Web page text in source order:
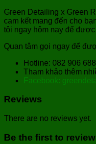
Green Detailing x Green
cam kết mang đến cho
tôi ngay hôm nay để
Quan tâm gọi ngay để
Hotline: 082 906
Tham khảo thêm
Facebook:
Reviews
There are no reviews yet.
Be the first to